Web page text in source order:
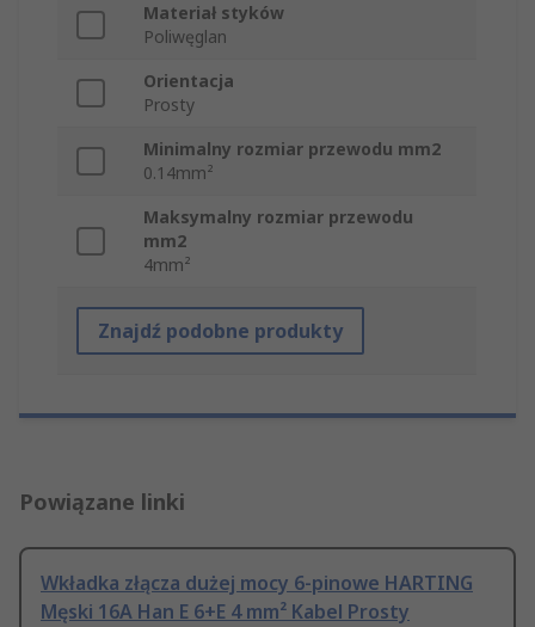
Materiał styków
Poliwęglan
Orientacja
Prosty
Minimalny rozmiar przewodu mm2
0.14mm²
Maksymalny rozmiar przewodu
mm2
4mm²
Znajdź podobne produkty
Powiązane linki
Wkładka złącza dużej mocy 6-pinowe HARTING
Męski 16A Han E 6+E 4 mm² Kabel Prosty